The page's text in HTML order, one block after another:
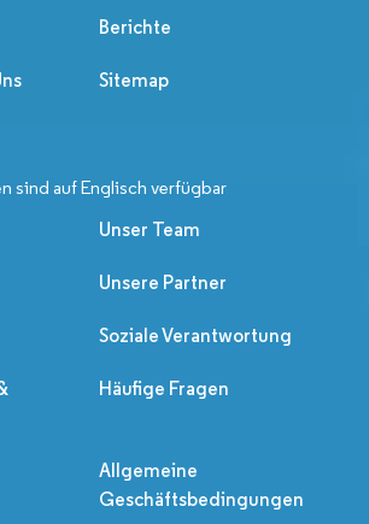
Berichte
Sitemap
sind auf Englisch verfügbar
Unser Team
Unsere Partner
Soziale Verantwortung
Häufige Fragen
Allgemeine
Geschäftsbedingungen